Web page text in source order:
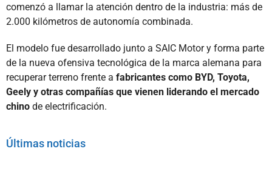
comenzó a llamar la atención dentro de la industria: más de
2.000 kilómetros de autonomía combinada.
El modelo fue desarrollado junto a SAIC Motor y forma parte
de la nueva ofensiva tecnológica de la marca alemana para
recuperar terreno frente a fabricantes como BYD, Toyota,
Geely y otras compañías que vienen liderando el mercado
chino de electrificación.
Últimas noticias